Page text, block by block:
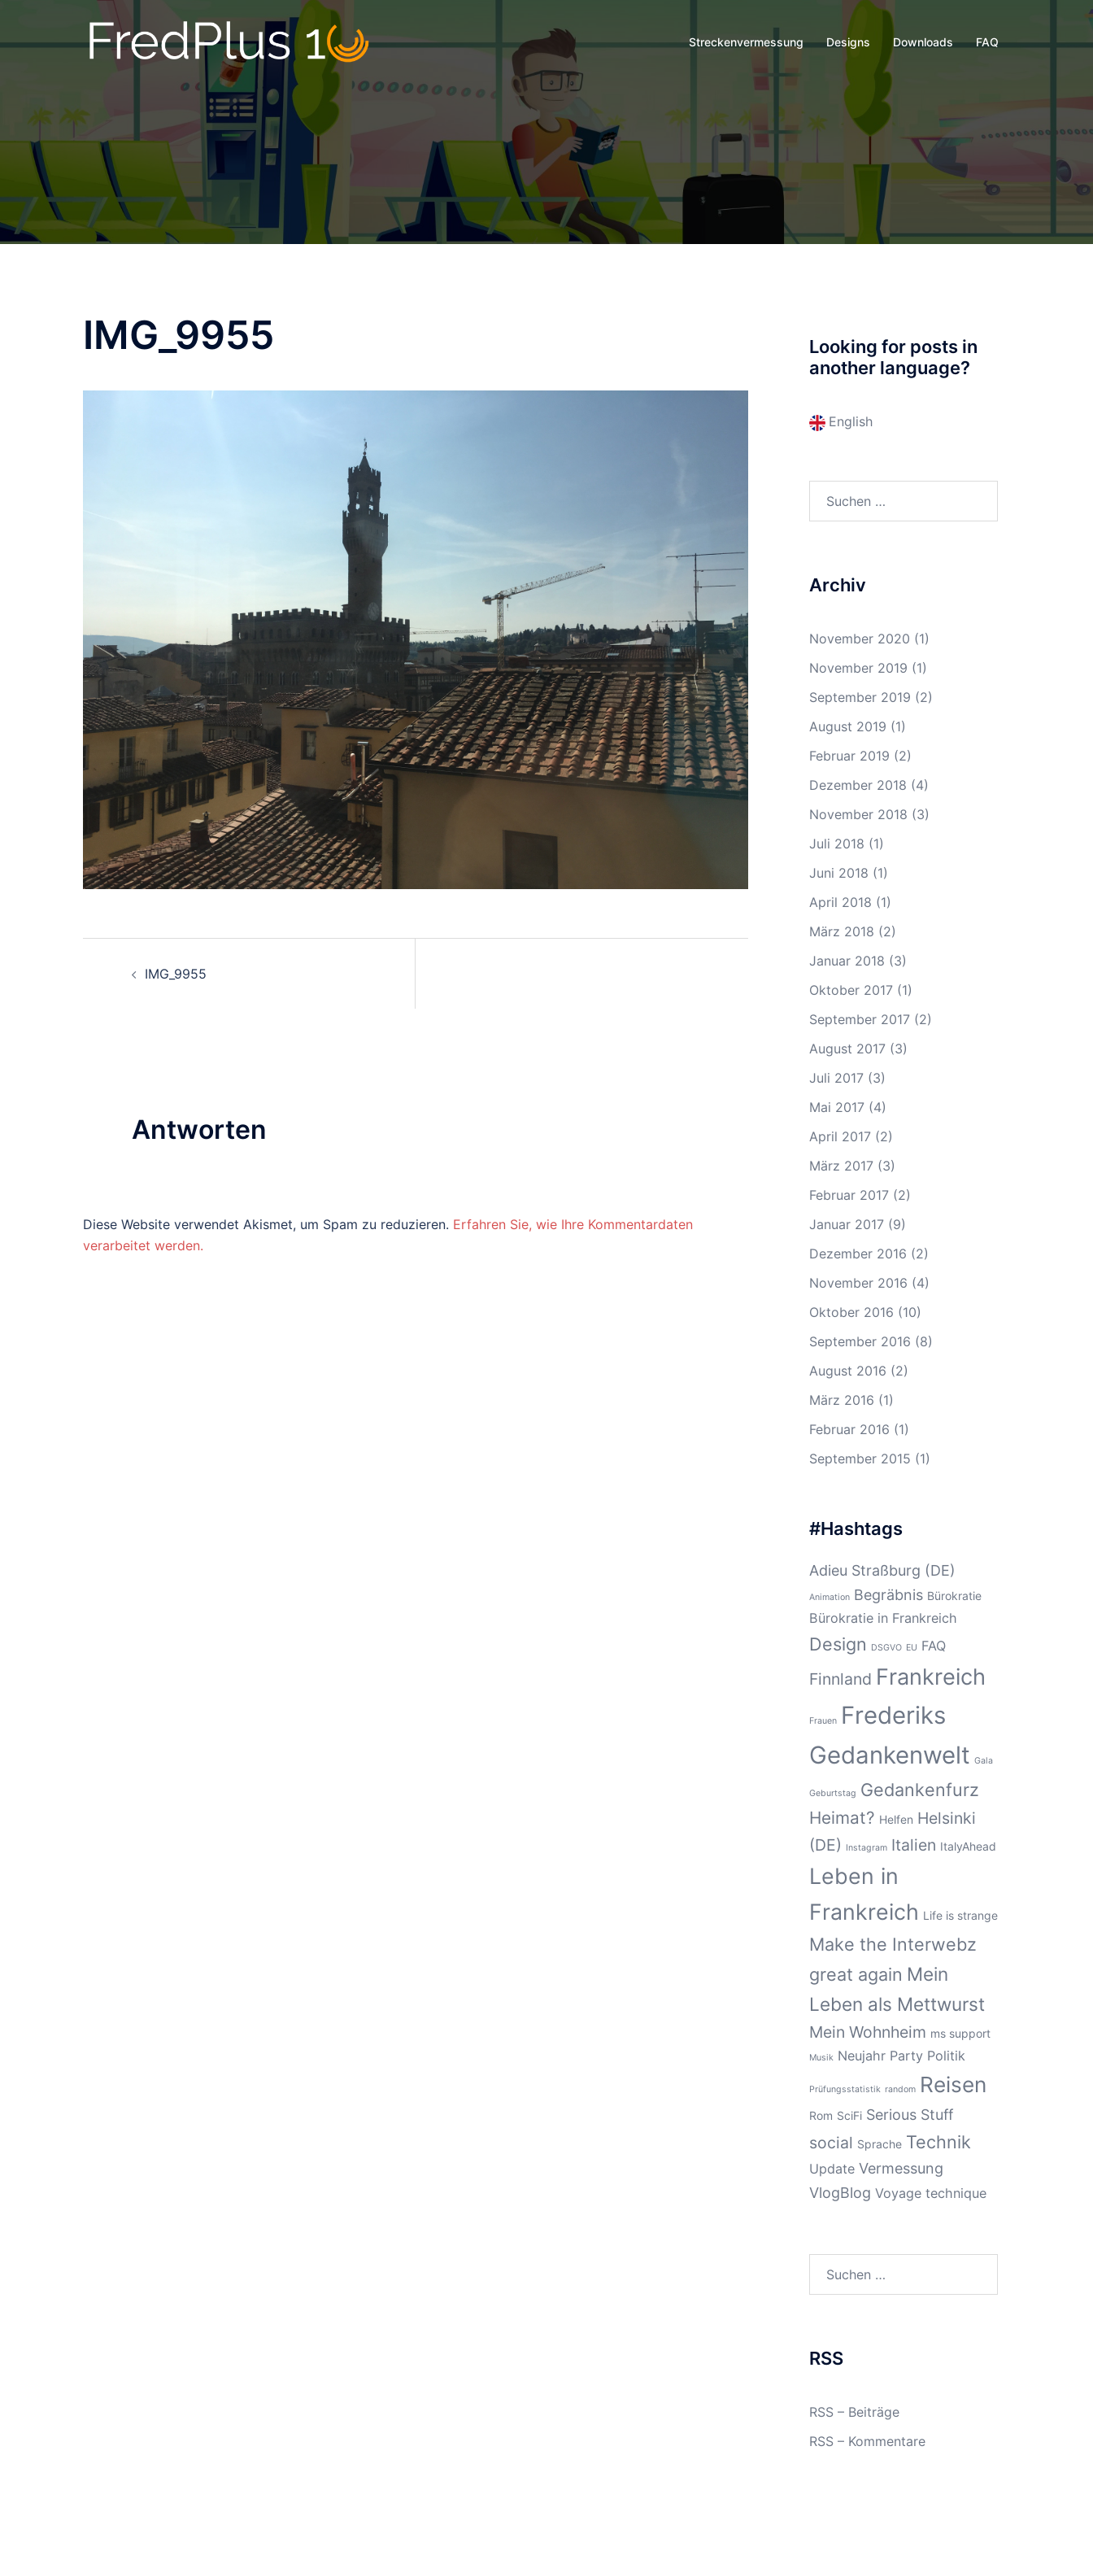
springen
Streckenvermessung Designs Downloads FAQ
IMG_9955
IMG_9955
Antworten
Diese Website verwendet Akismet, um Spam zu reduzieren. Erfahren Sie, wie Ihre Kommentardaten
verarbeitet werden.
Looking for posts in
another language?
English
Archiv
November 2020 (1)
November 2019 (1)
September 2019 (2)
August 2019 (1)
Februar 2019 (2)
Dezember 2018 (4)
November 2018 (3)
Juli 2018 (1)
Juni 2018 (1)
April 2018 (1)
März 2018 (2)
Januar 2018 (3)
Oktober 2017(1)
September 2017(2)
August 2017(3)
Juli 2017(3)
Mai 2017(4)
April 2017(2)
März 2017(3)
Februar 2017(2)
Januar 2017(9)
Dezember 2016 (2)
November 2016 (4)
Oktober 2016 (10)
September 2016 (8)
August 2016 (2)
März 2016 (1)
Februar 2016 (1)
September 2015 (1)
#Hashtags
Adieu Straßburg (DE)
Animation Begräbnis Bürokratie
Bürokratie in Frankreich
Design DSGVO EU FAQ
Finnland Frankreich
Frauen Frederiks
Gedankenwelt Gala
Geburtstag Gedankenfurz
Heimat? Helfen Helsinki
(DE)
Instagram Italien ItalyAhead
Leben in
Frankreich Life is strange
Make the Interwebz
great again Mein
Leben als Mettwurst
Mein Wohnheim ms support
Musik Neujahr Party Politik
Prüfungsstatistik random Reisen
Rom SciFi Serious Stuff
social Sprache Technik
Update Vermessung
VlogBlog Voyage technique
RSS
RSS – Beiträge
RSS – Kommentare